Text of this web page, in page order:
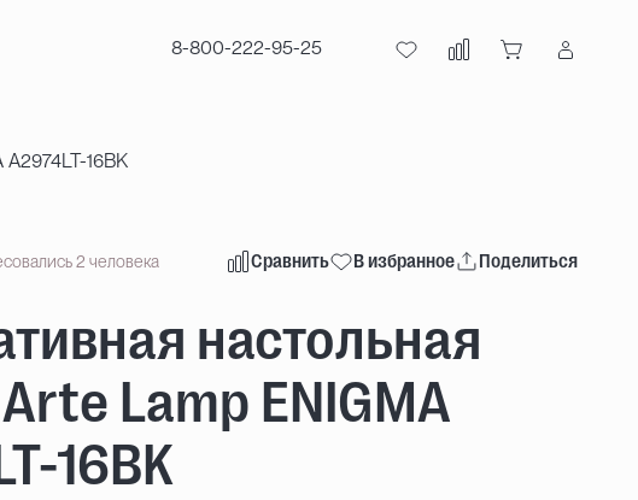
8-800-222-95-25
16BK
2 человека Сравнить В избранное Поделиться
настольная
Lamp ENIGMA
16BK